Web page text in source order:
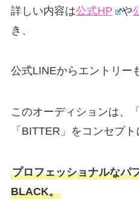
詳しい内容は公式HP や
き、
公式LINEからエントリー
このオーディションは、
「BITTER」をコンセプト
プロフェッショナルなパ
BLACK。